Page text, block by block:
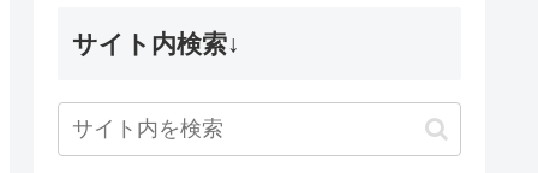
サイト内検索↓